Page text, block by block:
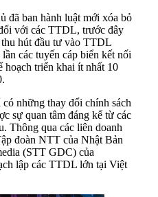
đã ban hành luật mới xóa bỏ
với các TTDL, trước đây
hút đầu tư vào TTDL
các tuyến cáp biển kết nối
triển khai ít nhất 10
những thay đổi chính sách
sự quan tâm đáng kể từ các
Thông qua các liên doanh
đoàn NTT của Nhật Bản
(STT GDC) của
lập các TTDL lớn tại Việt